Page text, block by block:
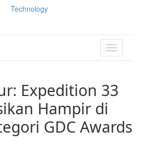
Technology
TOGGLE
Expedition 33
Hampir di
GDC Awards